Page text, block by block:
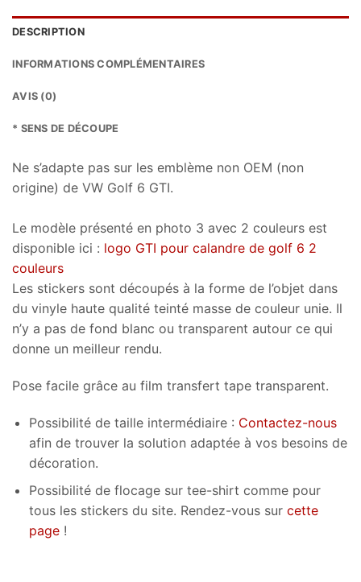
DESCRIPTION
INFORMATIONS COMPLÉMENTAIRES
AVIS (0)
* SENS DE DÉCOUPE
Ne s’adapte pas sur les emblème non OEM (non
origine) de VW Golf 6 GTI.
Le modèle présenté en photo 3 avec 2 couleurs est
disponible ici : logo GTI pour calandre de golf 6 2
couleurs
Les stickers sont découpés à la forme de l’objet dans
du vinyle haute qualité teinté masse de couleur unie. Il
n’y a pas de fond blanc ou transparent autour ce qui
donne un meilleur rendu.
Pose facile grâce au film transfert tape transparent.
Possibilité de taille intermédiaire : Contactez-nous
afin de trouver la solution adaptée à vos besoins de
décoration.
Possibilité de flocage sur tee-shirt comme pour
tous les stickers du site. Rendez-vous sur cette
page!